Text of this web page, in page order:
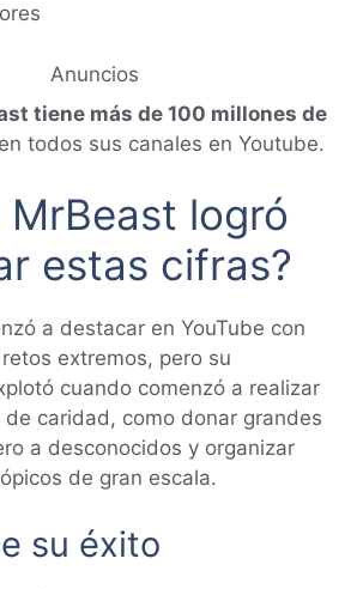
Anuncios
tiene más de 100 millones de
en todos sus canales en Youtube.
MrBeast logró
estas cifras?
a destacar en YouTube con
extremos, pero su
cuando comenzó a realizar
caridad, como donar grandes
a desconocidos y organizar
de gran escala.
su éxito